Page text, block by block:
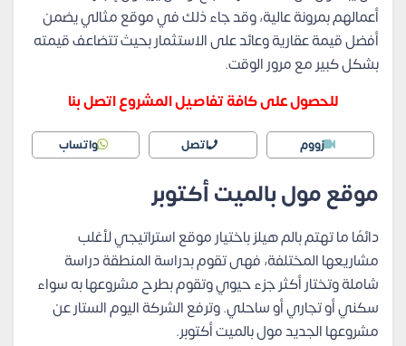
أعمالهم بمرونة عالية، وقد جاء ذلك في موقع مثالي يضمن
أفضل قيمة عقارية وعائد على الاستثمار بحيث تتضاعف قيمته
بشكل كبير مع مرور الوقت.
للحصول على كافة تفاصيل المشروع اتصل بنا
زووم اتصل واتساب
موقع مول بالميت أكتوبر
دائمًا ما تهتم بالم هيلز باختيار موقع استراتيجي لأغلب
مشاريعها المختلفة، فهى تقوم بدراسة المنطقة دراسة
شاملة وتختار أكثر جزء حيوي وتقوم بطرح مشروعها به سواء
سكني أو تجاري أو ساحلي. وترفع الشركة اليوم الستار عن
مشروعها الجديد مول بالميت أكتوبر.